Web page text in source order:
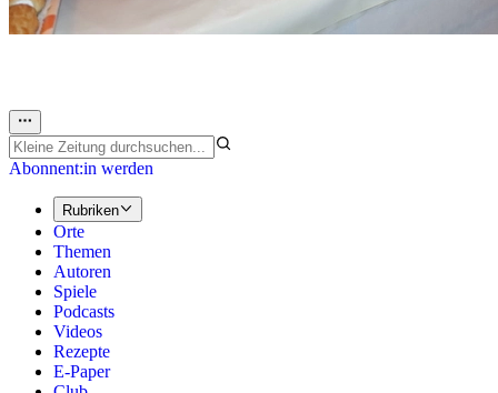
Abonnent:in werden
Rubriken
Orte
Themen
Autoren
Spiele
Podcasts
Videos
Rezepte
E-Paper